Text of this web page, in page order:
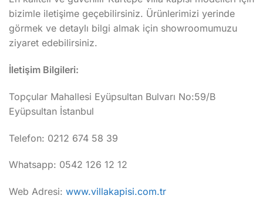
bizimle iletişime geçebilirsiniz. Ürünlerimizi yerinde
görmek ve detaylı bilgi almak için showroomumuzu
ziyaret edebilirsiniz.
İletişim Bilgileri:
Topçular Mahallesi Eyüpsultan Bulvarı No:59/B
Eyüpsultan İstanbul
Telefon: 0212 674 58 39
Whatsapp: 0542 126 12 12
Web Adresi: www.villakapisi.com.tr